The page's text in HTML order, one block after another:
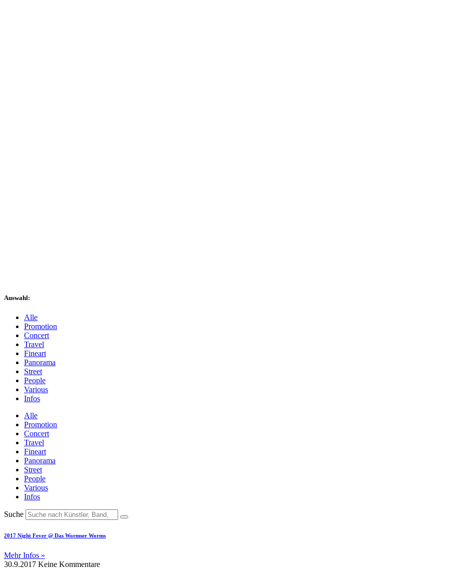
Auswahl:
Alle
Promotion
Concert
Travel
Fineart
Panorama
Street
People
Various
Infos
Alle
Promotion
Concert
Travel
Fineart
Panorama
Street
People
Various
Infos
Suche
2017 Night Fever @ Das Wormser Worms
Mehr Infos »
30.9.2017 Keine Kommentare